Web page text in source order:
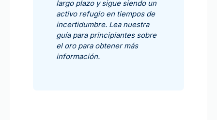
largo plazo y sigue siendo un
activo refugio en tiempos de
incertidumbre. Lea nuestra
guía para principiantes sobre
el oro para obtener más
información.